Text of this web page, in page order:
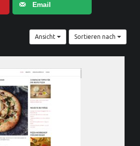
Food Blog Love | Dein Food Blog Verzeichnis
Email
Ansicht Sortieren nach